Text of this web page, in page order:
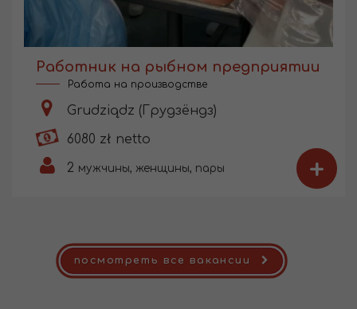
Работник на рыбном предприятии
Работа на производстве
Grudziądz (Грудзёндз)
6080 zł netto
2 мужчины, женщины, пары +
посмотреть все вакансии